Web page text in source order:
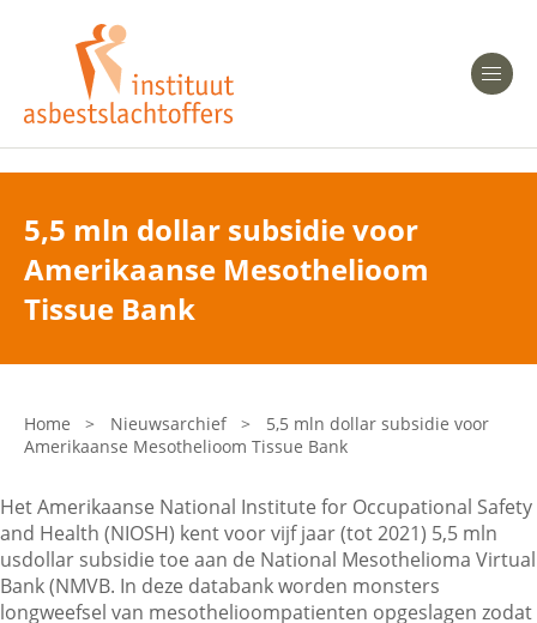
Heeft u Mesothelioom?
Heeft u Asbestose?
Bent u arts?
Bent u werkgever of verzekeraar?
Asbest en Gezondheid
Laatste nieuws
Onze organisatie
Veelgestelde vragen
5,5 mln dollar subsidie voor
Amerikaanse Mesothelioom
Tissue Bank
Home > Nieuwsarchief >
5,5 mln dollar subsidie voor
Amerikaanse Mesothelioom Tissue Bank
Het Amerikaanse National Institute for Occupational Safety
and Health (NIOSH) kent voor vijf jaar (tot 2021) 5,5 mln
usdollar subsidie toe aan de National Mesothelioma Virtual
Bank (NMVB. In deze databank worden monsters
longweefsel van mesothelioompatienten opgeslagen zodat